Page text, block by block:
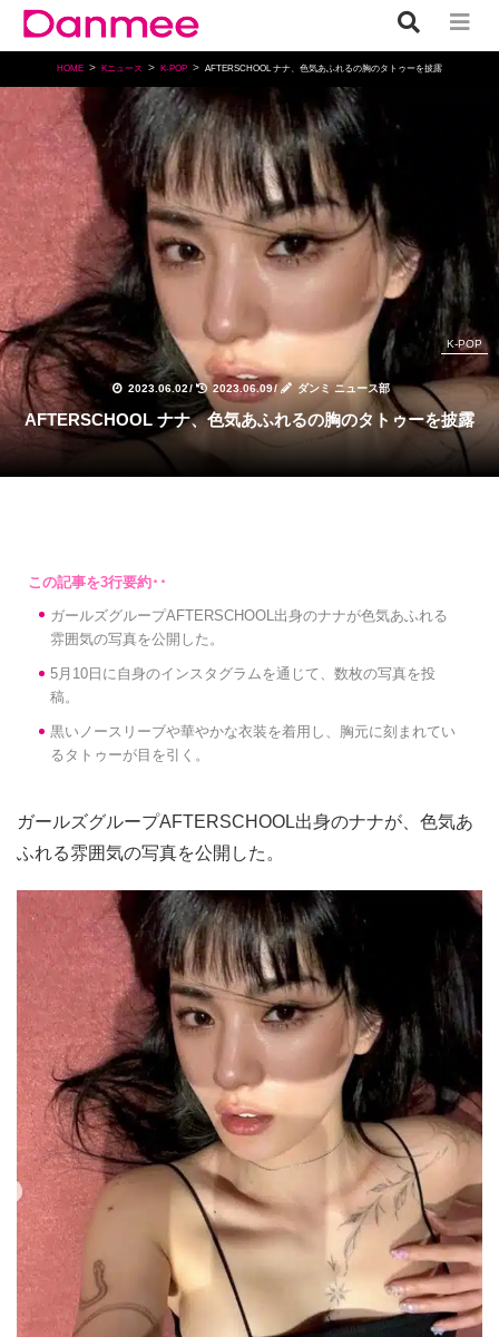
HOME Kニュース K-POP AFTERSCHOOL ナナ、色気あふれるの胸のタトゥーを披露
2023.06.02/ 2023.06.09/ ダンミ ニュース部
K-POP
AFTERSCHOOL ナナ、色気あふれるの胸のタトゥーを披露
ガールズグループAFTERSCHOOL出身のナナが色気あふれる
雰囲気の写真を公開した。
5月10日に自身のインスタグラムを通じて、数枚の写真を投
稿。
黒いノースリーブや華やかな衣装を着用し、胸元に刻まれてい
るタトゥーが目を引く。
ガールズグループAFTERSCHOOL出身のナナが、色気あ
ふれる雰囲気の写真を公開した。